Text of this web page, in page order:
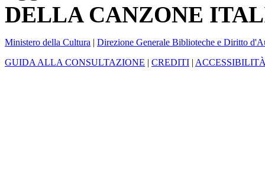
DELLA CANZONE
Ministero della Cultura | Direzione Generale Biblioteche e Diritto
GUIDA ALLA CONSULTAZIONE | CREDITI |